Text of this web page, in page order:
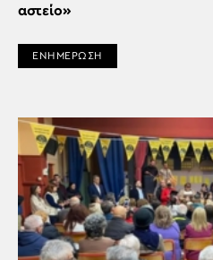
αστείο»
ΕΝΗΜΕΡΩΣΗ